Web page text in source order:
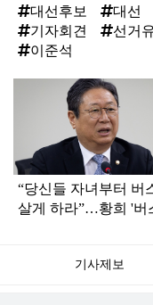
대선후보
대선
기자회견
선거
이준석
“당신들 자녀부터 버
살게 하라”…황희 '버
기사제보